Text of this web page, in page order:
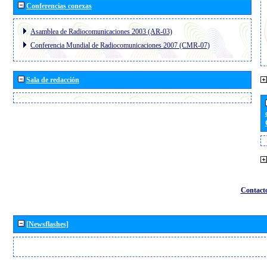
Conferencias conexas
Asamblea de Radiocomunicaciones 2003 (AR-03)
Conferencia Mundial de Radiocomunicaciones 2007 (CMR-07)
Sala de redacción
[Newsflashes]